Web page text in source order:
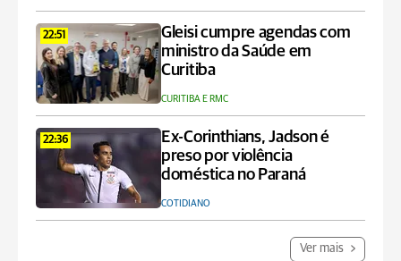
22:51
Gleisi cumpre agendas com
ministro da Saúde em
Curitiba
CURITIBA E RMC
22:36
Ex-Corinthians, Jadson é
preso por violência
doméstica no Paraná
COTIDIANO
Ver mais